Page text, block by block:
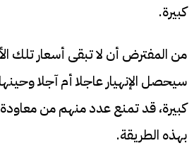
كبيرة.
من المفترض أن لا تبقى أسعار تلك
سيحصل الإنهيار عاجلا أم آجلا
كبيرة، قد تمنع عدد منهم من معاودة
بهذه الطريقة.